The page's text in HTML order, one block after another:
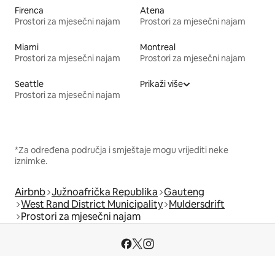
Firenca
Prostori za mjesečni najam
Atena
Prostori za mjesečni najam
Miami
Prostori za mjesečni najam
Montreal
Prostori za mjesečni najam
Seattle
Prostori za mjesečni najam
Prikaži više
*Za određena područja i smještaje mogu vrijediti neke
iznimke.
Airbnb Južnoafrička Republika Gauteng
West Rand District Municipality Muldersdrift
Prostori za mjesečni najam